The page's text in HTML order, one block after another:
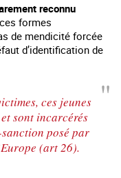
reconnu
formes
de mendicité forcée
d’identification de
ces jeunes
sont incarcérés
posé par
(art 26).